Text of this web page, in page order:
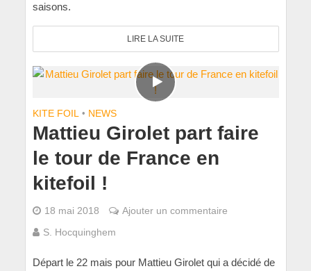
saisons.
LIRE LA SUITE
KITE FOIL • NEWS
Mattieu Girolet part faire
le tour de France en
kitefoil !
18 mai 2018
Ajouter un commentaire
S. Hocquinghem
Départ le 22 mais pour Mattieu Girolet qui a décidé de